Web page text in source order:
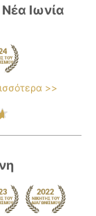
Ιωνία
>>